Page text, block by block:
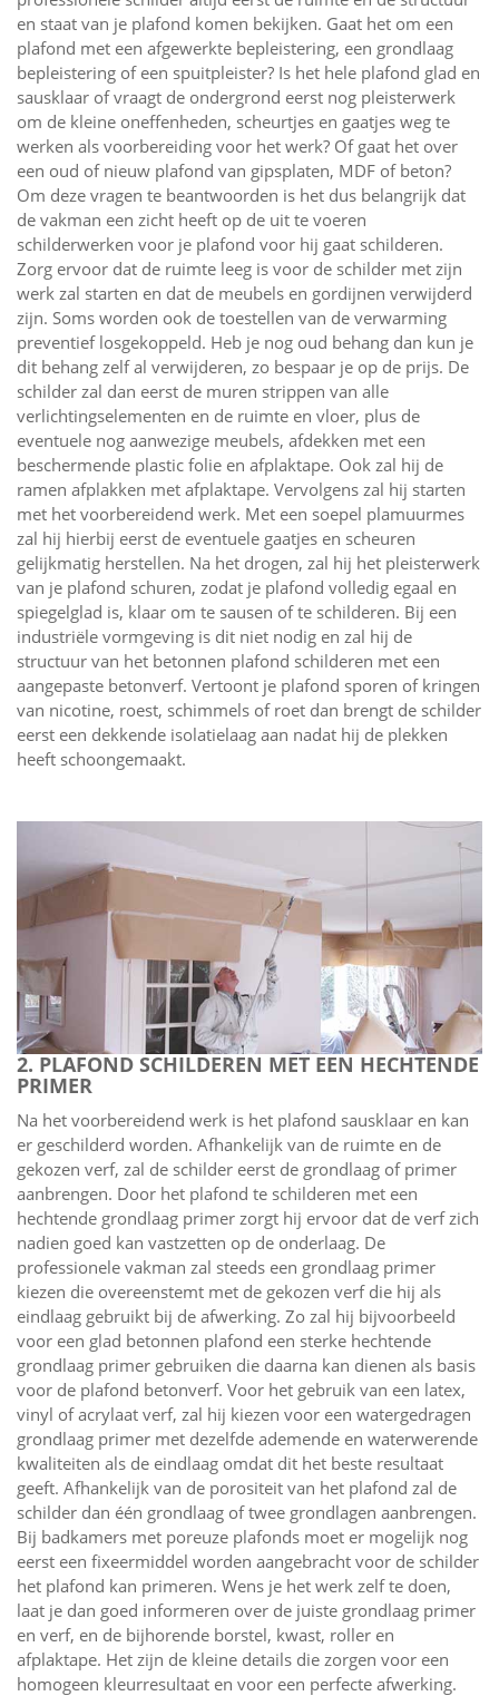
en staat van je plafond komen bekijken. Gaat het om een
plafond met een afgewerkte bepleistering, een grondlaag
bepleistering of een spuitpleister? Is het hele plafond glad en
sausklaar of vraagt de ondergrond eerst nog pleisterwerk
om de kleine oneffenheden, scheurtjes en gaatjes weg te
werken als voorbereiding voor het werk? Of gaat het over
een oud of nieuw plafond van gipsplaten, MDF of beton?
Om deze vragen te beantwoorden is het dus belangrijk dat
de vakman een zicht heeft op de uit te voeren
schilderwerken voor je plafond voor hij gaat schilderen.
Zorg ervoor dat de ruimte leeg is voor de schilder met zijn
werk zal starten en dat de meubels en gordijnen verwijderd
zijn. Soms worden ook de toestellen van de verwarming
preventief losgekoppeld. Heb je nog oud behang dan kun je
dit behang zelf al verwijderen, zo bespaar je op de prijs. De
schilder zal dan eerst de muren strippen van alle
verlichtingselementen en de ruimte en vloer, plus de
eventuele nog aanwezige meubels, afdekken met een
beschermende plastic folie en afplaktape. Ook zal hij de
ramen afplakken met afplaktape. Vervolgens zal hij starten
met het voorbereidend werk. Met een soepel plamuurmes
zal hij hierbij eerst de eventuele gaatjes en scheuren
gelijkmatig herstellen. Na het drogen, zal hij het pleisterwerk
van je plafond schuren, zodat je plafond volledig egaal en
spiegelglad is, klaar om te sausen of te schilderen. Bij een
industriële vormgeving is dit niet nodig en zal hij de
structuur van het betonnen plafond schilderen met een
aangepaste betonverf. Vertoont je plafond sporen of kringen
van nicotine, roest, schimmels of roet dan brengt de schilder
eerst een dekkende isolatielaag aan nadat hij de plekken
heeft schoongemaakt.
2. PLAFOND SCHILDEREN MET EEN HECHTENDE
PRIMER
Na het voorbereidend werk is het plafond sausklaar en kan
er geschilderd worden. Afhankelijk van de ruimte en de
gekozen verf, zal de schilder eerst de grondlaag of primer
aanbrengen. Door het plafond te schilderen met een
hechtende grondlaag primer zorgt hij ervoor dat de verf zich
nadien goed kan vastzetten op de onderlaag. De
professionele vakman zal steeds een grondlaag primer
kiezen die overeenstemt met de gekozen verf die hij als
eindlaag gebruikt bij de afwerking. Zo zal hij bijvoorbeeld
voor een glad betonnen plafond een sterke hechtende
grondlaag primer gebruiken die daarna kan dienen als basis
voor de plafond betonverf. Voor het gebruik van een latex,
vinyl of acrylaat verf, zal hij kiezen voor een watergedragen
grondlaag primer met dezelfde ademende en waterwerende
kwaliteiten als de eindlaag omdat dit het beste resultaat
geeft. Afhankelijk van de porositeit van het plafond zal de
schilder dan één grondlaag of twee grondlagen aanbrengen.
Bij badkamers met poreuze plafonds moet er mogelijk nog
eerst een fixeermiddel worden aangebracht voor de schilder
het plafond kan primeren. Wens je het werk zelf te doen,
laat je dan goed informeren over de juiste grondlaag primer
en verf, en de bijhorende borstel, kwast, roller en
afplaktape. Het zijn de kleine details die zorgen voor een
homogeen kleurresultaat en voor een perfecte afwerking.